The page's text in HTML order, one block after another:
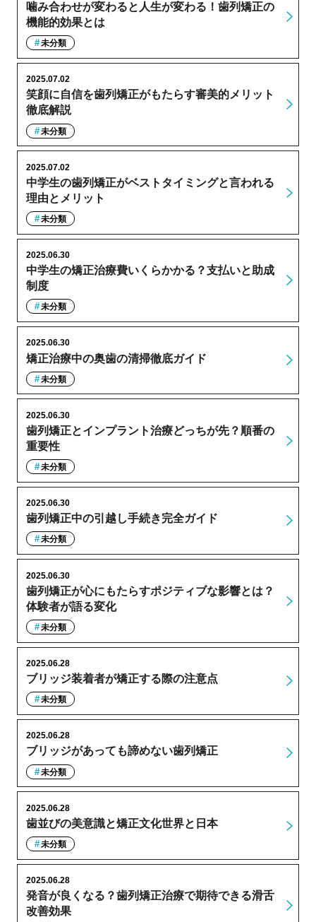
噛み合わせが変わると人生が変わる！歯列矯正の
機能的効果とは
未分類
笑顔に自信を歯列矯正がもたらす審美的メリット
徹底解説
2025.07.02
未分類
中学生の歯列矯正がベストタイミングと言われる
理由とメリット
2025.07.02
未分類
中学生の矯正治療費いくらかかる？支払いと助成
制度
2025.06.30
未分類
矯正治療中の奥歯の清掃徹底ガイド
2025.06.30
未分類
歯列矯正とインプラント治療どっちが先？順番の
重要性
2025.06.30
未分類
歯列矯正中の引越し手続き完全ガイド
2025.06.30
未分類
歯列矯正が心にもたらすポジティブな影響とは？
体験者が語る変化
2025.06.30
未分類
ブリッジ装着者が矯正する際の注意点
2025.06.28
未分類
ブリッジがあっても諦めない歯列矯正
2025.06.28
未分類
歯並びの美意識と矯正文化世界と日本
2025.06.28
未分類
発音が良くなる？歯列矯正治療で期待できる滑舌
改善効果
2025.06.28